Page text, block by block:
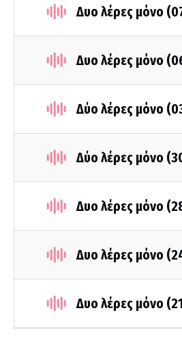
Δυο λέρες μόνο
Δυο λέρες μόνο
Δύο λέρες μόνο
Δύο λέρες μόνο
Δυο λέρες μόνο
Δυο λέρες μόνο
Δυο λέρες μόνο